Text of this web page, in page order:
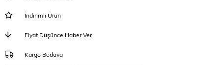
İndirimli Ürün
Fiyat Düşünce Haber Ver
Kargo Bedava